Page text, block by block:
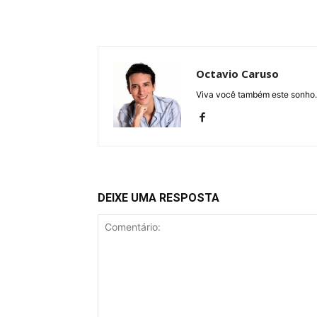
Octavio Caruso
Viva você também este
DEIXE UMA RESPOSTA